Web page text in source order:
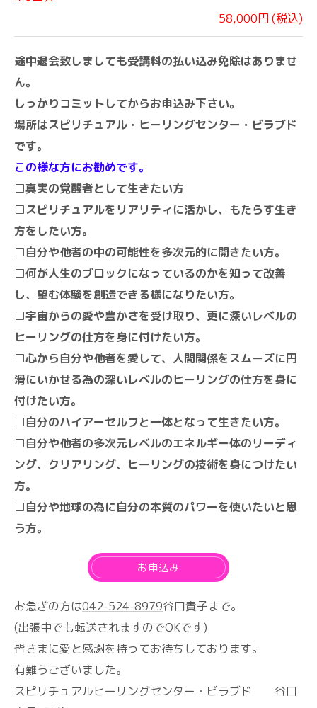
58,000円 (税込)
途中退会致しましても受講料の払い込み免除はありませ
ん。
しっかりコミットしてからお申込み下さい。
場所はスピリチュアル・ヒーリングセンター・ビラブド
です。
この様な方にお勧めです。
□真実の覚醒者として生きたい方
□スピリチュアルをリアリティに活かし、もたらす生き
方をしたい方。
□自分や他者の中の可能性を多次元的に開きたい方。
□何が人生のブロックになっているのかを知って改善
し、望む体験を創造できる様になりたい方。
□宇宙からの愛や豊かさを受け取り、更に深いレベルの
ヒーリングの仕方を身に付けたい方。
□心から自分や他者を愛して、人間関係をスムーズに円
滑にいかせる為の深いレベルのヒーリングの仕方を身に
付けたい方。
□自分のハイアーセルフと一体となって生きたい方。
□自分や他者の多次元レベルのエネルギー体のリーディ
ング、クリアリング、ヒーリングの技術を身につけたい
方。
□自分や地球の為に自分の本質のパワーを使いたいと思
う方。
お申込み
お急ぎの方は042-524-8979谷口貴子まで。
(出張中でも転送されますのでOKです)
皆さまに愛と感謝を持ってお待ちしております。
有難うございました。
スピリチュアルヒーリングセンター・ビラブド 谷口